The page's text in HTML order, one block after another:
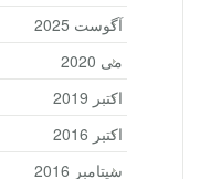
آگوست 2025
می 2020
اکتبر 2019
اکتبر 2016
سپتامبر 2016